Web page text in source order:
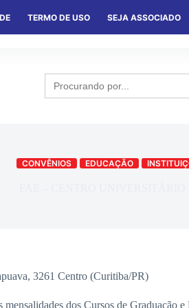
TERMO DE USO SEJA ASSOCIADO
Search
for:
CONVÊNIOS EDUCAÇÃO
3261 Centro (Curitiba/PR)
mensalidades dos Cursos de